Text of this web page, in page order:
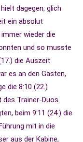
dagegen, glich
ein absolut
wieder die
und so musste
die Auszeit
es an den Gästen,
die 8:10 (22.)
des Trainer-Duos
beim 9:11 (24.) die
mit in die
aus der Kabine,